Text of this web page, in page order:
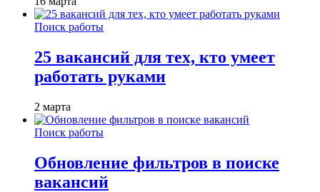
Поиск работы
25 вакансий для тех, кто умеет
работать руками
2 марта
Поиск работы
Обновление фильтров в поиске
вакансий